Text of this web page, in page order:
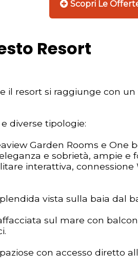
Scopri Le
Resort
il resort si raggiunge con
diverse tipologie:
Garden Rooms e
e sobrietà, ampie
interattiva,
vista sulla baia dal
sul mare con
con accesso diretto